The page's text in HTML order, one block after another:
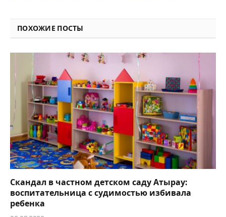
ПОХОЖИЕ ПОСТЫ
Скандал в частном детском саду Атырау:
воспитательница с судимостью избивала
ребенка